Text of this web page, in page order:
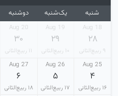
شنبه یک‌شنبه دوشنبه
18 Aug
۲۸
۹ ربیع‌الثانی
19 Aug
۲۹
۱۰ ربیع‌الثانی
20 Aug
۳۰
25 Aug
۴
۱۶ ربیع‌الثانی
26 Aug
۵
۱۷ ربیع‌الثانی
27 Aug
۶
۱۸ ربیع‌الثانی